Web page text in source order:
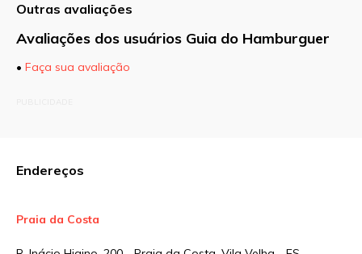
Outras avaliações
Avaliações dos usuários Guia do Hamburguer
• Faça sua avaliação
Endereços
Praia da Costa